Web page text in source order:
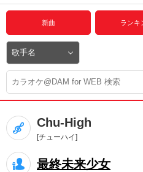
動画からさがす
プレミアムサービス
DAM★とも動画
DAM★とも録音
カラオケ＠DAM
ユーザー検索
キャンペーン
新曲 ランキ
Chu-High
[チューハイ]
最終未来少女